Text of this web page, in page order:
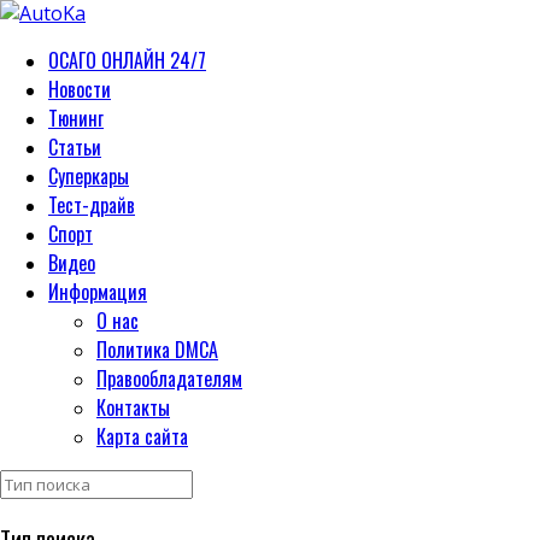
ОСАГО ОНЛАЙН 24/7
Новости
Тюнинг
Статьи
Суперкары
Тест-драйв
Спорт
Видео
Информация
О нас
Политика DMCA
Правообладателям
Контакты
Карта сайта